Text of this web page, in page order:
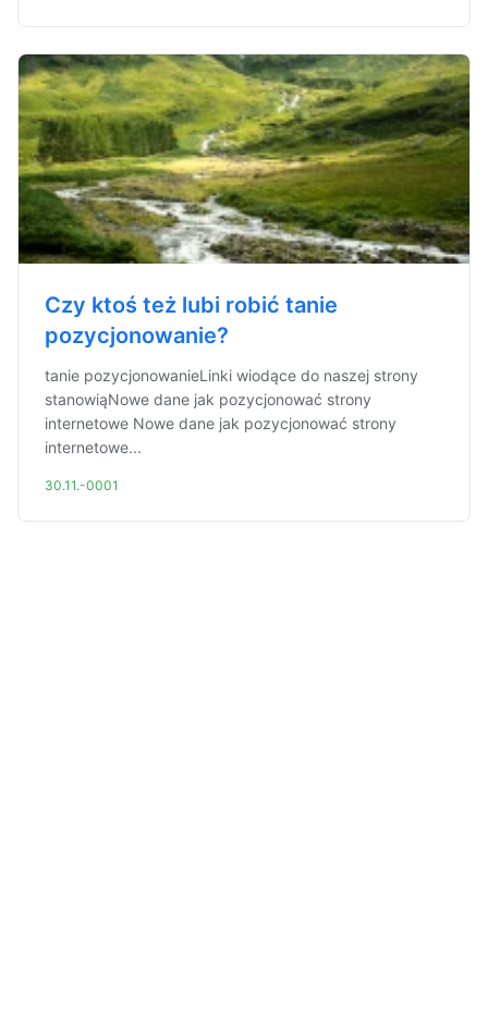
Czy ktoś też lubi robić tanie
pozycjonowanie?
tanie pozycjonowanieLinki wiodące do naszej strony
stanowiąNowe dane jak pozycjonować strony
internetowe Nowe dane jak pozycjonować strony
internetowe...
30.11.-0001